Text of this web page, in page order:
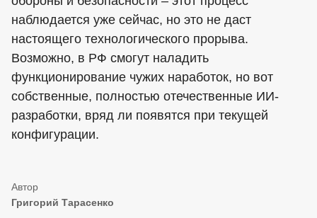
наблюдается уже сейчас, но это не даст
настоящего технологического прорыва.
Возможно, в РФ смогут наладить
функционирование чужих наработок, но вот
собственные, полностью отечественные ИИ-
разработки, вряд ли появятся при текущей
конфигурации.
Григорий Тарасенко